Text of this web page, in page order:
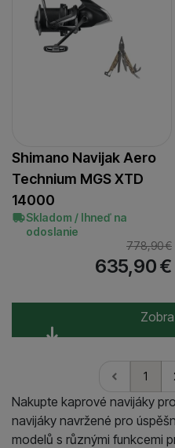
Shimano Navijak Aero
Technium MGS XTD
14000
Skladom / Ihneď na
odoslanie
778,90€
635,90€
1
Nakupte kaprové navijáky
navijáky navržené pro
modelů s různými funkcemi